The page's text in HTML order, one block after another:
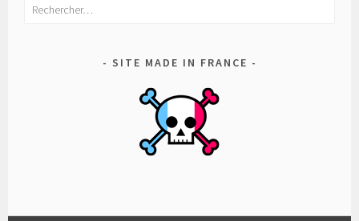
Rechercher :
SITE MADE IN FRANCE